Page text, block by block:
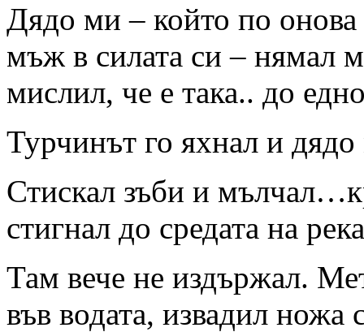
Дядо ми – който по
мъж в силата си – нямал
мислил, че е така.. до
Турчинът го яхнал и дядо
Стискал зъби и
стигнал до средата на
Там вече не издържал.
във водата, извадил